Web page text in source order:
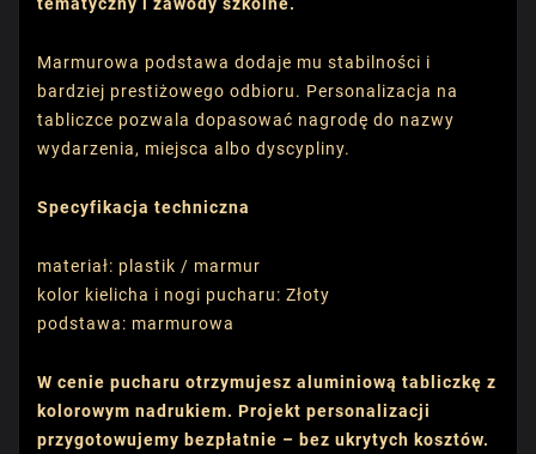
Marmurowa podstawa dodaje mu stabilności i
bardziej prestiżowego odbioru. Personalizacja na
tabliczce pozwala dopasować nagrodę do nazwy
wydarzenia, miejsca albo dyscypliny.
Specyfikacja techniczna
materiał: plastik / marmur
kolor kielicha i nogi pucharu: Złoty
podstawa: marmurowa
W cenie pucharu otrzymujesz aluminiową tabliczkę z
kolorowym nadrukiem. Projekt personalizacji
przygotowujemy bezpłatnie – bez ukrytych kosztów.